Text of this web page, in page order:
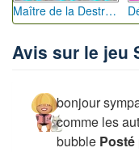
Maître de la Destruction: Fusion de Pioches
Avis sur le jeu
bonjour
comme les
bubble